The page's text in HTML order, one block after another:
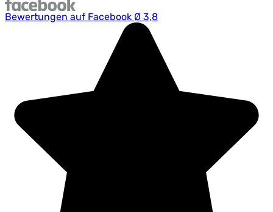
Bewertungen auf Facebook Ø 3,8